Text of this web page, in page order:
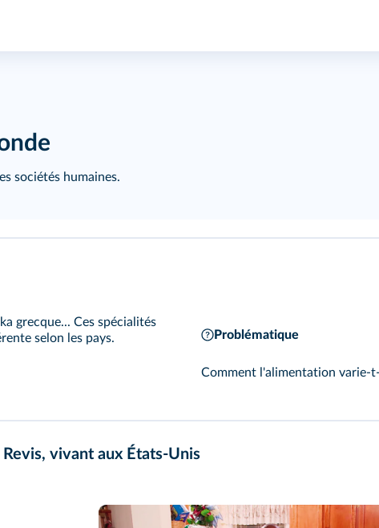
sociétés humaines.
grecque... Ces spécialités
selon les pays.
Problématique
Comment l'alimentation varie-
vivant aux États-Unis